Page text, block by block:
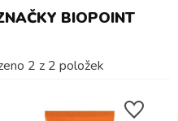
BIOPOINT
2 z 2 položek